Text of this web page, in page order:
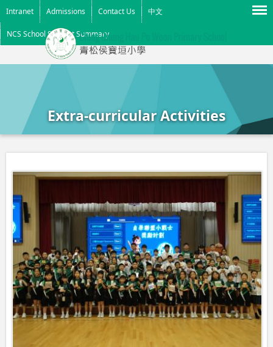
Intranet Admissions Contact Us 中文
NCS School Support Summary
Extra-curricular Activities
Menu